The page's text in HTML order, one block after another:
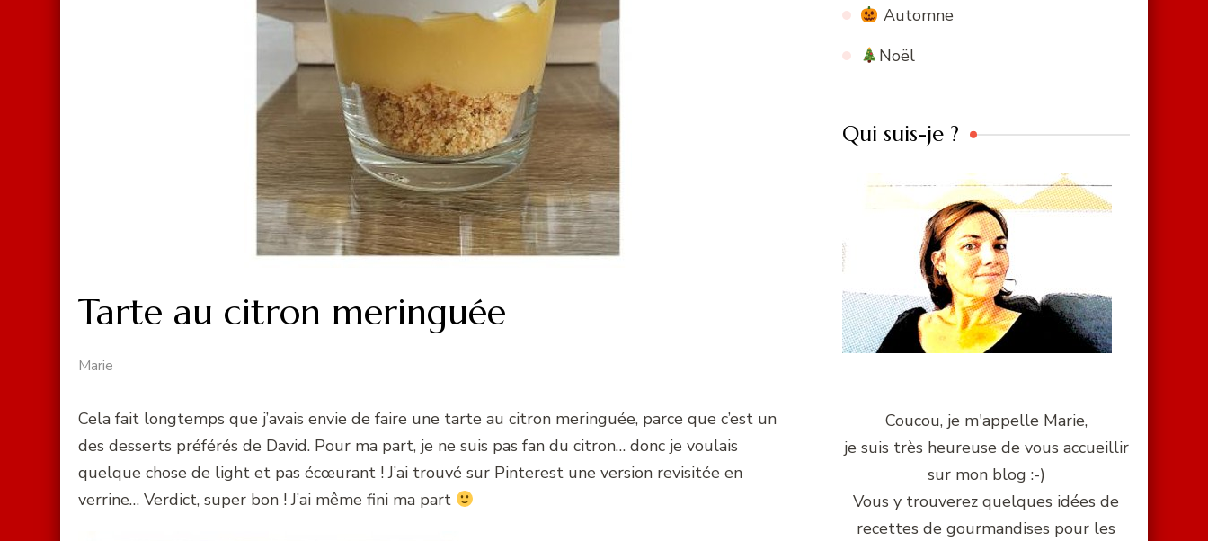
Tarte au citron meringuée
Marie
Cela fait longtemps que j’avais envie de faire une tarte au citron meringuée, parce que c’est un
des desserts préférés de David. Pour ma part, je ne suis pas fan du citron… donc je voulais
quelque chose de light et pas écœurant ! J’ai trouvé sur Pinterest une version revisitée en
verrine… Verdict, super bon ! J’ai même fini ma part
Automne
Noël
Qui suis-je ?
Coucou, je m'appelle Marie,
je suis très heureuse de vous accueillir
sur mon blog :-)
Vous y trouverez quelques idées de
recettes de gourmandises pour les